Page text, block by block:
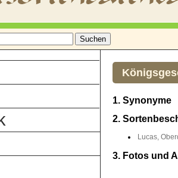
1. Synonyme
2.
Lucas,
3. Fotos und